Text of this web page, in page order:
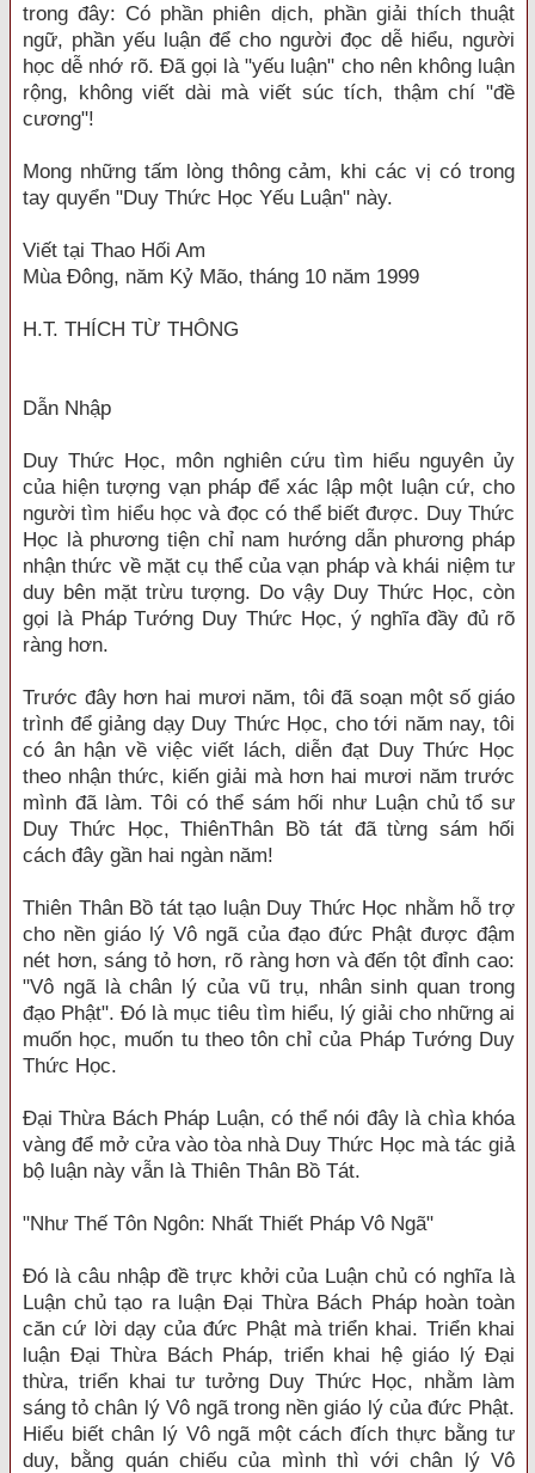
trong đây: Có phần phiên dịch, phần giải thích thuật
ngữ, phần yếu luận để cho người đọc dễ hiểu, người
học dễ nhớ rõ. Ðã gọi là "yếu luận" cho nên không luận
rộng, không viết dài mà viết súc tích, thậm chí "đề
cương"!
Mong những tấm lòng thông cảm, khi các vị có trong
tay quyển "Duy Thức Học Yếu Luận" này.
Viết tại Thao Hối Am
Mùa Ðông, năm Kỷ Mão, tháng 10 năm 1999
H.T. THÍCH TỪ THÔNG
Dẫn Nhập
Duy Thức Học, môn nghiên cứu tìm hiểu nguyên ủy
của hiện tượng vạn pháp để xác lập một luận cứ, cho
người tìm hiểu học và đọc có thể biết được. Duy Thức
Học là phương tiện chỉ nam hướng dẫn phương pháp
nhận thức về mặt cụ thể của vạn pháp và khái niệm tư
duy bên mặt trừu tượng. Do vậy Duy Thức Học, còn
gọi là Pháp Tướng Duy Thức Học, ý nghĩa đầy đủ rõ
ràng hơn.
Trước đây hơn hai mươi năm, tôi đã soạn một số giáo
trình để giảng dạy Duy Thức Học, cho tới năm nay, tôi
có ân hận về việc viết lách, diễn đạt Duy Thức Học
theo nhận thức, kiến giải mà hơn hai mươi năm trước
mình đã làm. Tôi có thể sám hối như Luận chủ tổ sư
Duy Thức Học, ThiênThân Bồ tát đã từng sám hối
cách đây gần hai ngàn năm!
Thiên Thân Bồ tát tạo luận Duy Thức Học nhằm hỗ trợ
cho nền giáo lý Vô ngã của đạo đức Phật được đậm
nét hơn, sáng tỏ hơn, rõ ràng hơn và đến tột đỉnh cao:
"Vô ngã là chân lý của vũ trụ, nhân sinh quan trong
đạo Phật". Ðó là mục tiêu tìm hiểu, lý giải cho những ai
muốn học, muốn tu theo tôn chỉ của Pháp Tướng Duy
Thức Học.
Ðại Thừa Bách Pháp Luận, có thể nói đây là chìa khóa
vàng để mở cửa vào tòa nhà Duy Thức Học mà tác giả
bộ luận này vẫn là Thiên Thân Bồ Tát.
"Như Thế Tôn Ngôn: Nhất Thiết Pháp Vô Ngã"
Ðó là câu nhập đề trực khởi của Luận chủ có nghĩa là
Luận chủ tạo ra luận Ðại Thừa Bách Pháp hoàn toàn
căn cứ lời dạy của đức Phật mà triển khai. Triển khai
luận Ðại Thừa Bách Pháp, triển khai hệ giáo lý Ðại
thừa, triển khai tư tưởng Duy Thức Học, nhằm làm
sáng tỏ chân lý Vô ngã trong nền giáo lý của đức Phật.
Hiểu biết chân lý Vô ngã một cách đích thực bằng tư
duy, bằng quán chiếu của mình thì với chân lý Vô